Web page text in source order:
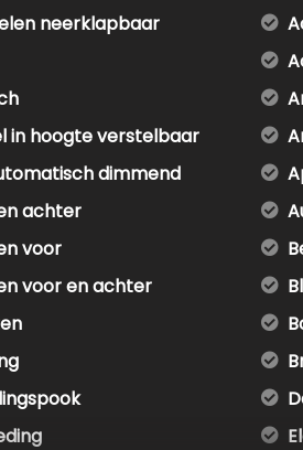
neerklapbaar
in hoogte verstelbaar
dimmend
achter
voor
voor en achter